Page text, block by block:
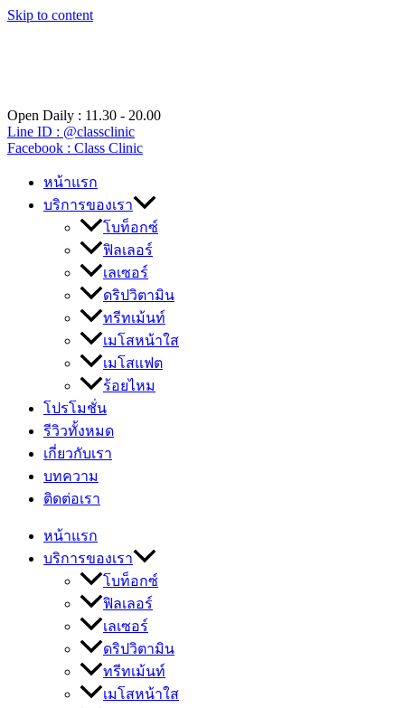
Skip to content
Open Daily : 11.30 - 20.00
Line ID : @classclinic​
Facebook : Class Clinic
หน้าแรก
บริการของเรา
โบท็อกซ์
ฟิลเลอร์
เลเซอร์
ดริปวิตามิน
ทรีทเม้นท์
เมโสหน้าใส
เมโสแฟต
ร้อยไหม
โปรโมชั่น
รีวิวทั้งหมด
เกี่ยวกับเรา
บทความ
ติดต่อเรา
หน้าแรก
บริการของเรา
โบท็อกซ์
ฟิลเลอร์
เลเซอร์
ดริปวิตามิน
ทรีทเม้นท์
เมโสหน้าใส